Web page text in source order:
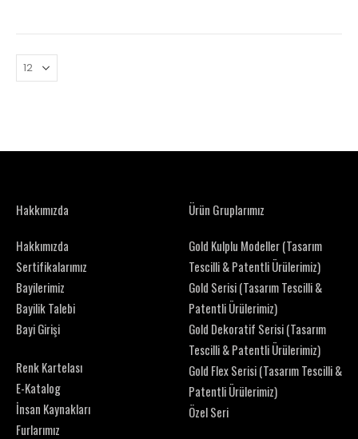
Hakkımızda
Hakkımızda
Sertifikalarımız
Bayilerimiz
Bayilik Talebi
Bayi Girişi
Renk Kartelası
E-Katalog
İnsan Kaynakları
Furlarımız
Ürün Gruplarımız
Gold Kulplu Modeller (Tasarım
Tescilli & Patentli Ürülerimiz)
Gold Serisi (Tasarım Tescilli &
Patentli Ürülerimiz)
Gold Dekoratif Serisi (Tasarım
Tescilli & Patentli Ürülerimiz)
Gold Flex Serisi (Tasarım Tescilli &
Patentli Ürülerimiz)
Özel Seri